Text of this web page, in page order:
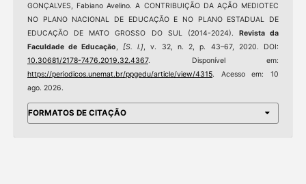
GONÇALVES, Fabiano Avelino. A CONTRIBUIÇÃO DA AÇÃO MEDIOTEC
NO PLANO NACIONAL DE EDUCAÇÃO E NO PLANO ESTADUAL DE
EDUCAÇÃO DE MATO GROSSO DO SUL (2014-2024). Revista da
Faculdade de Educação, [S. l.], v. 32, n. 2, p. 43–67, 2020. DOI:
10.30681/2178-7476.2019.32.4367. Disponível em:
https://periodicos.unemat.br/ppgedu/article/view/4315. Acesso em: 10
ago. 2026.
FORMATOS DE CITAÇÃO